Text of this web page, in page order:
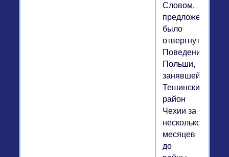
Словом,
предложение
было
отвергнуто.
Поведение
Польши,
занявшей
Тешинский
район
Чехии за
несколько
месяцев
до